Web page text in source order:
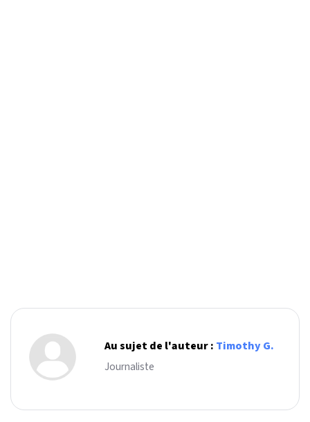
Au sujet de l'auteur : Timothy G.
Journaliste